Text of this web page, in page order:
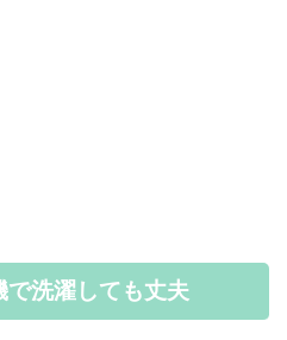
洗濯しても丈夫